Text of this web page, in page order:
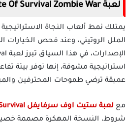
لعبة State Of Survival Zombie War مهكرة أخر إصدار
يمتلك نمط ألعاب النجاة
الملل الروتيني، وعند فحص الخيارات
استراتيجية مشوقة، إنها توفر بيئة
عميقة ترضي طموحات المحترفين
مع لعبة ستيت اوف سرفايفل
شروط، النسخة المهكرة مصممة خصيصا